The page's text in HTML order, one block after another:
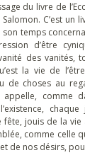
du livre de
C’est un
temps
d’être
des vanités,
la vie de
de choses au
appelle, comme
jouis de la vie
comme celle
de nos désirs,